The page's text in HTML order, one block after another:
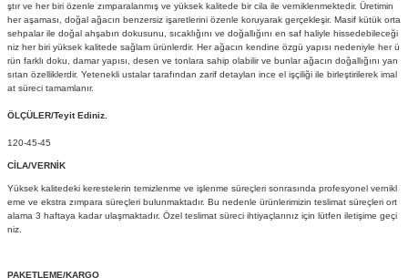
ştır ve her biri özenle zımparalanmış ve yüksek kalitede bir cila ile verniklenmektedir. Üretimin
her aşaması, doğal ağacın benzersiz işaretlerini özenle koruyarak gerçekleşir. Masif kütük orta
sehpalar ile doğal ahşabın dokusunu, sıcaklığını ve doğallığını en saf haliyle hissedebileceği
niz her biri yüksek kalitede sağlam ürünlerdir. Her ağacın kendine özgü yapısı nedeniyle her ü
rün farklı doku, damar yapısı, desen ve tonlara sahip olabilir ve bunlar ağacın doğallığını yan
sıtan özelliklerdir. Yetenekli ustalar tarafından zarif detayları ince el işçiliği ile birleştirilerek imal
at süreci tamamlanır.
ÖLÇÜLER/Teyit Ediniz.
120-45-45
CİLA/VERNİK
Yüksek kalitedeki kerestelerin temizlenme ve işlenme süreçleri sonrasında profesyonel vernikl
eme ve ekstra zımpara süreçleri bulunmaktadır. Bu nedenle ürünlerimizin teslimat süreçleri ort
alama 3 haftaya kadar ulaşmaktadır. Özel teslimat süreci ihtiyaçlarınız için lütfen iletişime geçi
niz.
PAKETLEME/KARGO